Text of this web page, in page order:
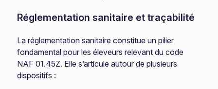
Réglementation sanitaire et traçabilité
La réglementation sanitaire constitue un pilier
fondamental pour les éleveurs relevant du code
NAF 01.45Z. Elle s’articule autour de plusieurs
dispositifs :